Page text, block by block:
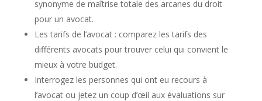
synonyme de maîtrise totale des arcanes du droit
pour un avocat.
Les tarifs de l’avocat : comparez les tarifs des
différents avocats pour trouver celui qui convient le
mieux à votre budget.
Interrogez les personnes qui ont eu recours à
l’avocat ou jetez un coup d’œil aux évaluations sur